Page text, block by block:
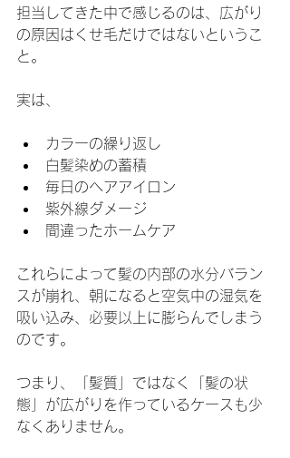
担当してきた中で感じるのは、広がり
の原因はくせ毛だけではないというこ
と。
実は、
カラーの繰り返し
白髪染めの蓄積
毎日のヘアアイロン
紫外線ダメージ
間違ったホームケア
これらによって髪の内部の水分バラン
スが崩れ、朝になると空気中の湿気を
吸い込み、必要以上に膨らんでしまう
のです。
つまり、「髪質」ではなく「髪の状
態」が広がりを作っているケースも少
なくありません。